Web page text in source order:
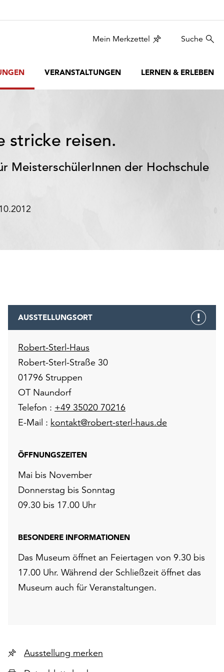
Mein Merkzettel Suche
VERANSTALTUNGEN LERNEN & ERLEBEN
stricke reisen.
MeisterschülerInnen der Hochschule
AUSSTELLUNGSORT
Robert-Sterl-Haus
Robert-Sterl-Straße 30
01796 Struppen
OT Naundorf
Telefon : +49 35020 70216
E-Mail : kontakt@robert-sterl-haus.de
ÖFFNUNGSZEITEN
Mai bis November
Donnerstag bis Sonntag
09.30 bis 17.00 Uhr
BESONDERE INFORMATIONEN
Das Museum öffnet an Feiertagen von 9.30 bis
17.00 Uhr. Während der Schließzeit öffnet das
Museum auch für Veranstaltungen.
Ausstellung merken